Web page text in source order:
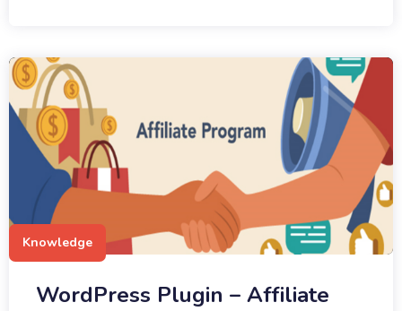
Knowledge
WordPress Plugin – Affiliate